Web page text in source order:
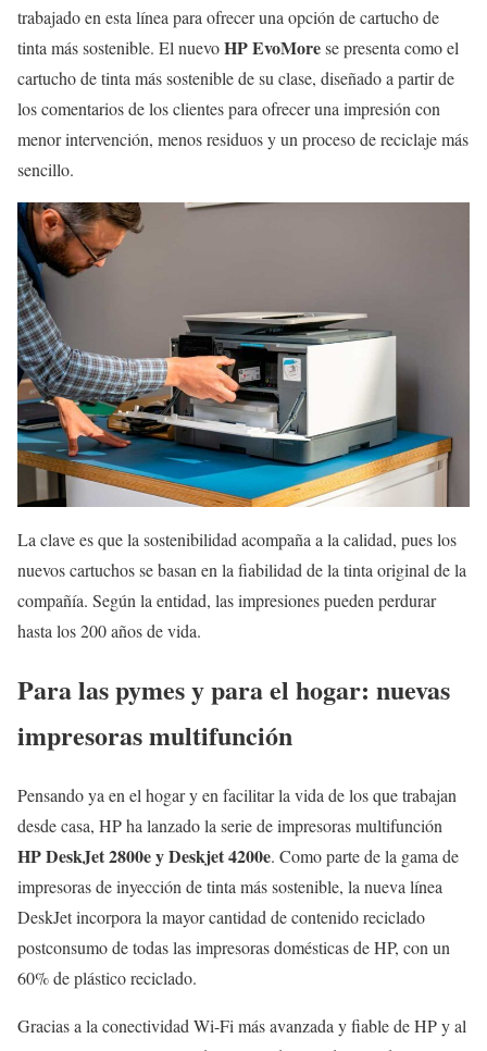
trabajado en esta línea para ofrecer una opción de cartucho de
tinta más sostenible. El nuevoHP EvoMorese presenta como el
cartucho de tinta más sostenible de su clase, diseñado a partir de
los comentarios de los clientes para ofrecer una impresión con
menor intervención, menos residuos y un proceso de reciclaje más
sencillo.
La clave es que la sostenibilidad acompaña a la calidad, pues los
nuevos cartuchos se basan en la fiabilidad de la tinta original de la
compañía. Según la entidad, las impresiones pueden perdurar
hasta los 200 años de vida.
Para las pymes y para el hogar: nuevas
impresoras multifunción
Pensando ya en el hogar y en facilitar la vida de los que trabajan
desde casa, HP ha lanzado la serie de impresoras multifunción
HP DeskJet 2800e y Deskjet 4200e. Como parte de la gama de
impresoras de inyección de tinta más sostenible, la nueva línea
DeskJet incorpora la mayor cantidad de contenido reciclado
postconsumo de todas las impresoras domésticas de HP, con un
60% de plástico reciclado.
Gracias a la conectividad Wi-Fi más avanzada y fiable de HP y al